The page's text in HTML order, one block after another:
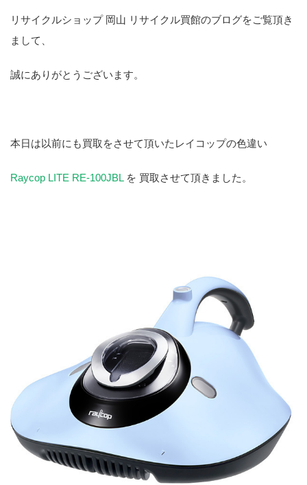
リサイクルショップ 岡山 リサイクル買館のブログをご覧頂き
まして、
誠にありがとうございます。
本日は以前にも買取をさせて頂いたレイコップの色違い
Raycop LITE RE-100JBLを 買取させて頂きました。